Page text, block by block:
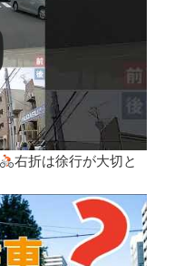
右折は徐行が大切と